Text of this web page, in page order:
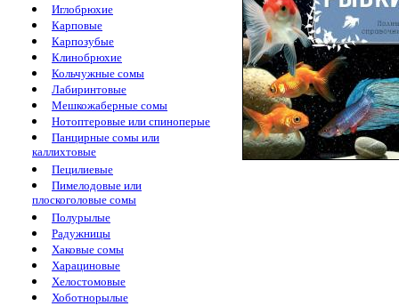
Иглобрюхие
Карповые
Карпозубые
Клинобрюхие
Кольчужные сомы
Лабиринтовые
Мешкожаберные сомы
Нотоптеровые или спиноперые
Панцирные сомы или
каллихтовые
Пецилиевые
Пимелодовые или
плоскоголовые сомы
Полурылые
Радужницы
Хаковые сомы
Харациновые
Хелостомовые
Хоботнорылые